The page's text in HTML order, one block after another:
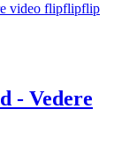
video flipflipflip
- Vedere